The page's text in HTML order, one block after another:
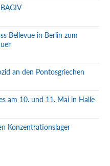
Bellevue in Berlin zum
an den Pontosgriechen
am 10. und 11. Mai in Halle
Konzentrationslager